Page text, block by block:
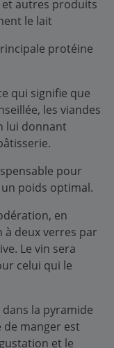
autres produits
le lait
protéine
qui signifie que
les viandes
lui donnant
pour
poids optimal.
en
deux verres par
Le vin sera
celui qui le
la pyramide
de manger est
et le